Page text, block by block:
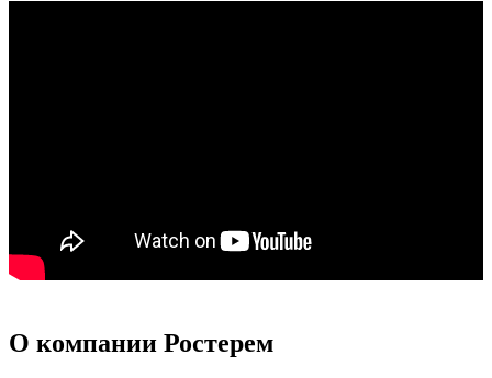
О компании Ростерем